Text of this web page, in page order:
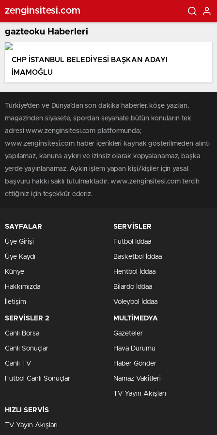
zenginsitesi.com
gazteoku Haberleri
CHP İSTANBUL BELEDİYESİ BAŞKAN ADAYI
İMAMOĞLU
Türkiye'den ve Dünya’dan son dakika haberler, köşe yazıları,
magazinden siyasete, spordan seyahate bütün konuların tek
adresi www.zenginsitesi.com platformunda;
www.zenginsitesi.com haber içerikleri kaynak gösterilmeden alıntı
yapılamaz, kanuna aykırı ve izinsiz olarak kopyalanamaz, başka
yerde yayınlanamaz. Aykırı işlem yapan kişi/kişiler için yasal
başvuru hakkı saklı tutulmaktadır. www.zenginsitesi.com tercih
ettiğiniz için teşekkür ederiz.
SAYFALAR
Üye Girişi
Üye Kaydı
Künye
Hakkımızda
İletişim
SERVİSLER
Futbol İddaa
Basketbol İddaa
Hentbol İddaa
Bilardo İddaa
Voleybol İddaa
SERVİSLER 2
Canlı Borsa
Canlı Sonuçlar
Canlı TV
Futbol Canlı Sonuçlar
MULTİMEDYA
Gazeteler
Hava Durumu
Haber Gönder
Namaz Vakitleri
TV Yayın Akışları
HIZLI SERVİS
TV Yayın Akışları